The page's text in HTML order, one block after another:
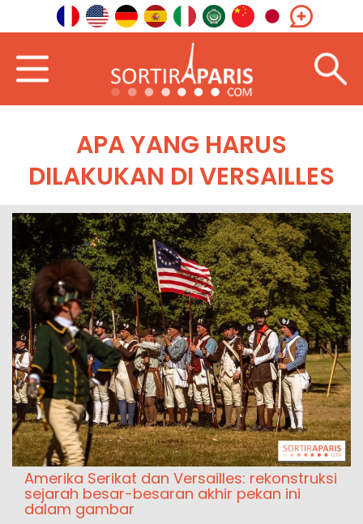
APA YANG HARUS
DILAKUKAN DI VERSAILLES
Amerika Serikat dan Versailles: rekonstruksi
sejarah besar-besaran akhir pekan ini
dalam gambar